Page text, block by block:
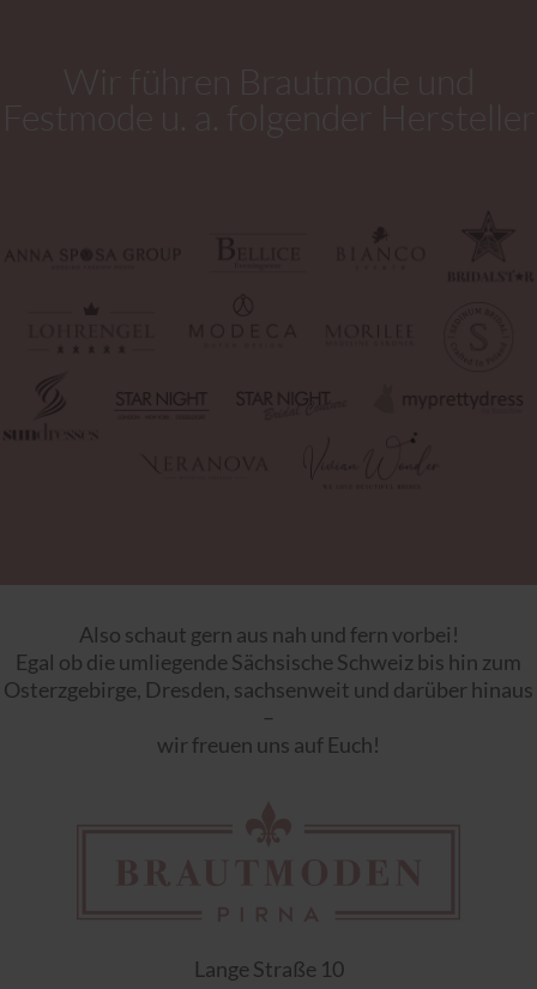
Also schaut gern aus nah und fern vorbei!
Egal ob die umliegende Sächsische Schweiz bis hin zum
Osterzgebirge, Dresden, sachsenweit und darüber hinaus
–
wir freuen uns auf Euch!
Lange Straße 10